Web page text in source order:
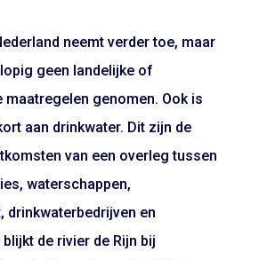
neemt verder toe, maar
geen landelijke of
maatregelen genomen. Ook is
aan drinkwater. Dit zijn de
van een overleg tussen
waterschappen,
drinkwaterbedrijven en
de rivier de Rijn bij